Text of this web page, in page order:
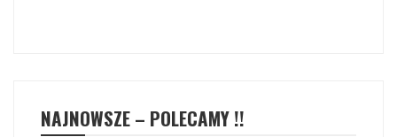
NAJNOWSZE – POLECAMY !!